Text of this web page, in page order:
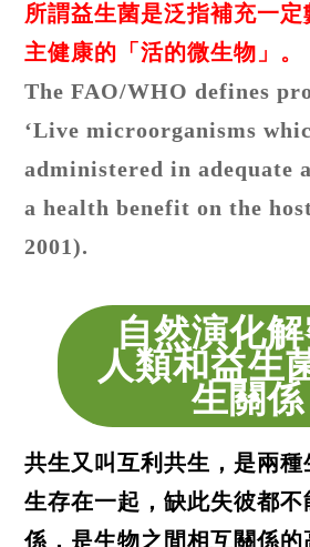
所謂益生菌是泛指補充一
主健康的「活的微生物」。
The FAO/WHO defines
‘Live microorganisms
administered in adequate
a health benefit on the
2001).
自然演化解
人類和益生
生關係
共生又叫互利共生，是兩
生存在一起，缺此失彼都不
係，是生物之間相互關係